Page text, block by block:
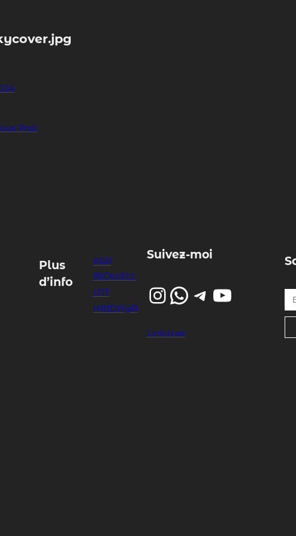
Post
Plus
d’info
KAP
BIOWELL
LNT
HRIDAYA
Suivez-moi
InstagramWhatsApp Telegram YouTube
Link.tree
Entrez votre email…